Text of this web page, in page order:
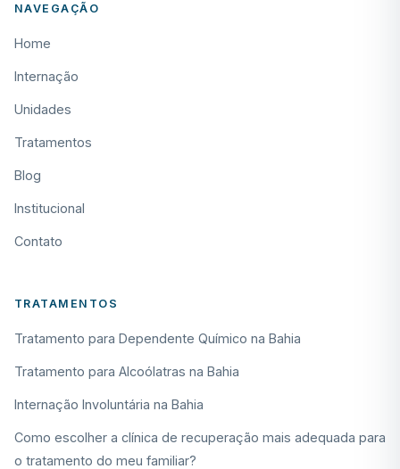
NAVEGAÇÃO
Home
Internação
Unidades
Tratamentos
Blog
Institucional
Contato
TRATAMENTOS
Tratamento para Dependente Químico na Bahia
Tratamento para Alcoólatras na Bahia
Internação Involuntária na Bahia
Como escolher a clínica de recuperação mais adequada para
o tratamento do meu familiar?